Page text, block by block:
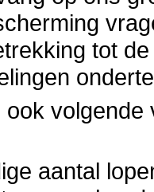
tot
aantal